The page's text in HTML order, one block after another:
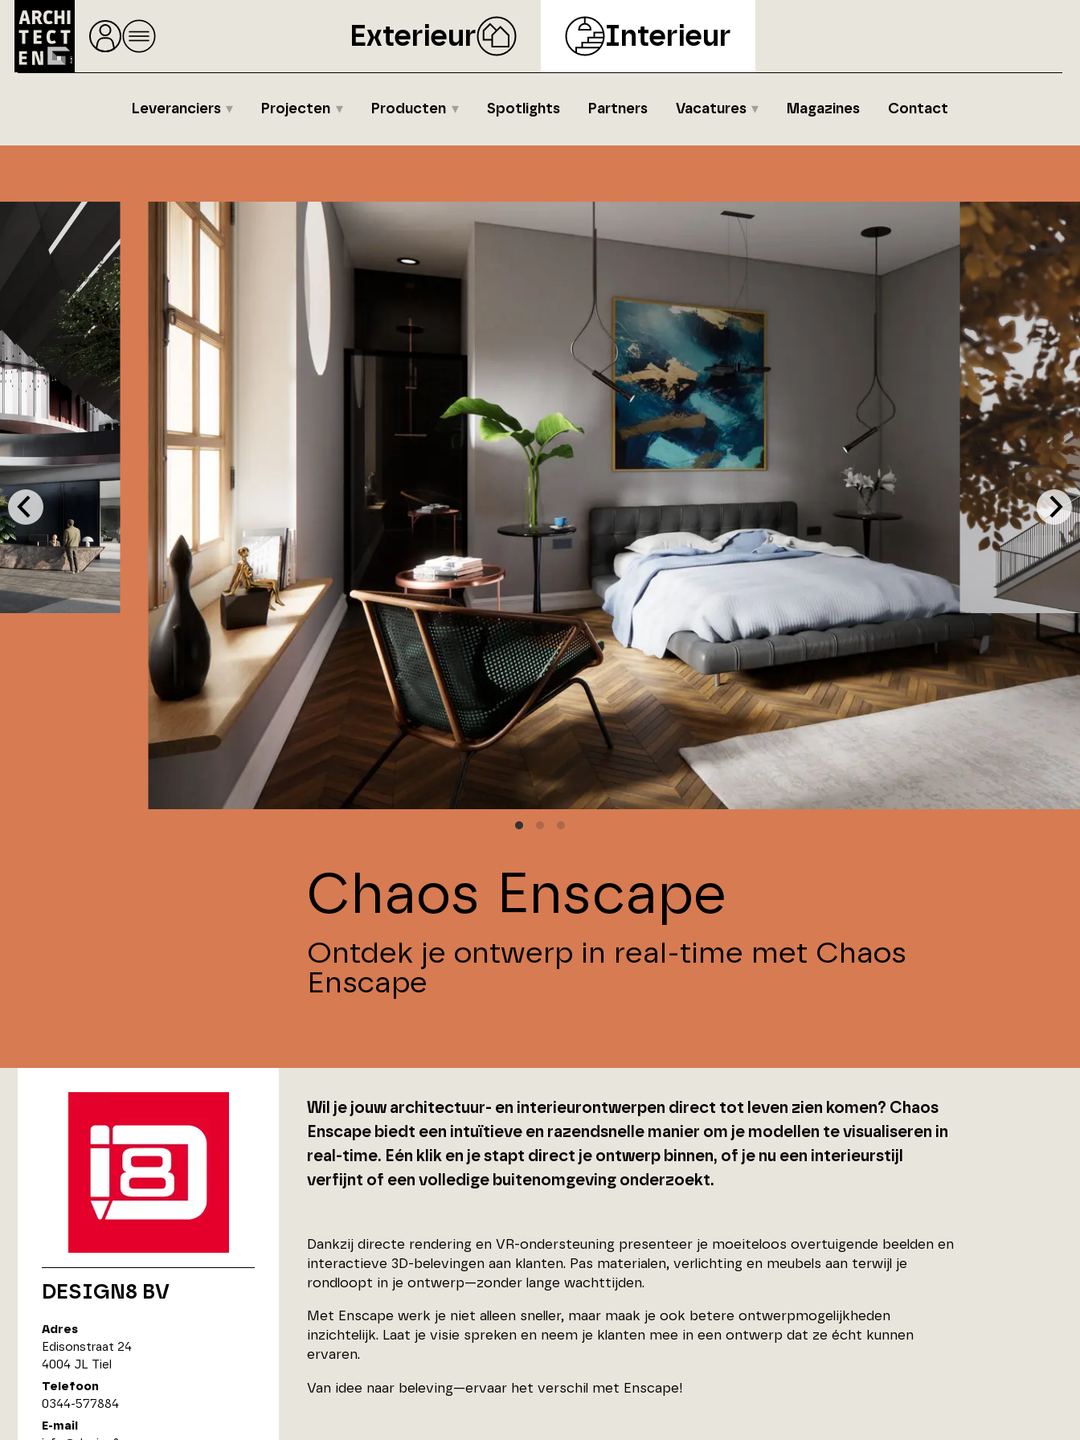
Exterieur Interieur
Leveranciers Projecten Producten Spotlights Partners Vacatures Magazines Contact
Chaos Enscape
Ontdek je ontwerp in real-time met Chaos
Enscape
DESIGN8 BV
Adres
Edisonstraat 24
4004 JL Tiel
Telefoon
0344-577884
E-mail
Wil je jouw architectuur- en interieurontwerpen direct tot leven zien komen? Chaos
Enscape biedt een intuïtieve en razendsnelle manier om je modellen te visualiseren in
real-time. Eén klik en je stapt direct je ontwerp binnen, of je nu een interieurstijl
verfijnt of een volledige buitenomgeving onderzoekt.
Dankzij directe rendering en VR-ondersteuning presenteer je moeiteloos overtuigende beelden en
interactieve 3D-belevingen aan klanten. Pas materialen, verlichting en meubels aan terwijl je
rondloopt in je ontwerp—zonder lange wachttijden.
Met Enscape werk je niet alleen sneller, maar maak je ook betere ontwerpmogelijkheden
inzichtelijk. Laat je visie spreken en neem je klanten mee in een ontwerp dat ze écht kunnen
ervaren.
Van idee naar beleving—ervaar het verschil met Enscape!